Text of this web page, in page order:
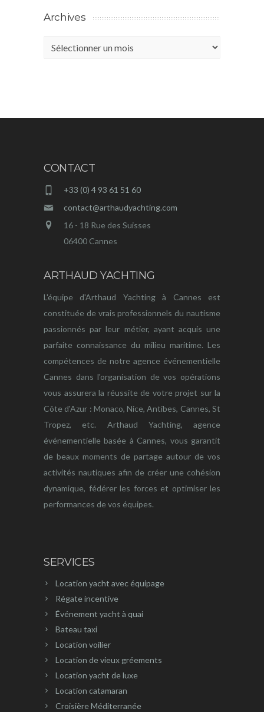
Archives
Archives
CONTACT
+33 (0) 4 93 61 51 60
contact@arthaudyachting.com
16 - 18 Rue des Suisses
06400 Cannes
ARTHAUD YACHTING
L'équipe d'Arthaud Yachting à Cannes est
constituée de vrais professionnels du nautisme
passionnés par leur métier, ayant acquis une
parfaite connaissance du milieu maritime. Les
compétences de notre agence événementielle
Cannes dans l'organisation de vos opérations
vous assurera la réussite de votre projet sur la
Côte d'Azur : Monaco, Nice, Antibes, Cannes, St
Tropez, etc. Arthaud Yachting, agence
événementielle basée à Cannes, vous garantit
de beaux moments de partage autour de vos
activités nautiques afin de créer une cohésion
dynamique, fédérer les forces et optimiser les
performances de vos équipes.
SERVICES
Location yacht avec équipage
Régate incentive
Événement yacht à quai
Bateau taxi
Location voilier
Location de vieux gréements
Location yacht de luxe
Location catamaran
Croisière Méditerranée